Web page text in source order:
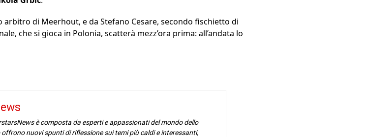
di Meerhout, e da Stefano Cesare, secondo fischietto di
che si gioca in Polonia, scatterà mezz’ora prima: all’andata lo
è composta da esperti e appassionati del mondo dello
nuovi spunti di riflessione sui temi più caldi e interessanti,